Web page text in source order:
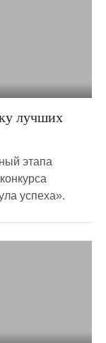
лучших
этапа
успеха».